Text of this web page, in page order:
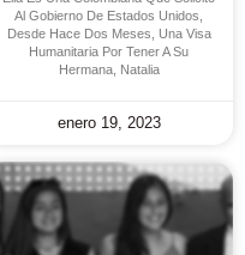
Al Gobierno De Estados Unidos,
Desde Hace Dos Meses, Una Visa
Humanitaria Por Tener A Su
Hermana, Natalia
enero 19, 2023